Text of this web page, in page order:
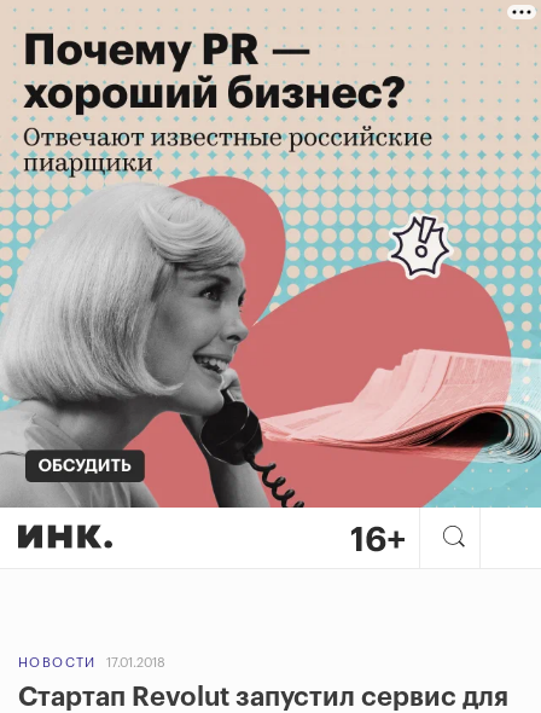
НОВОСТИ 17.01.2018
Стартап Revolut запустил сервис для